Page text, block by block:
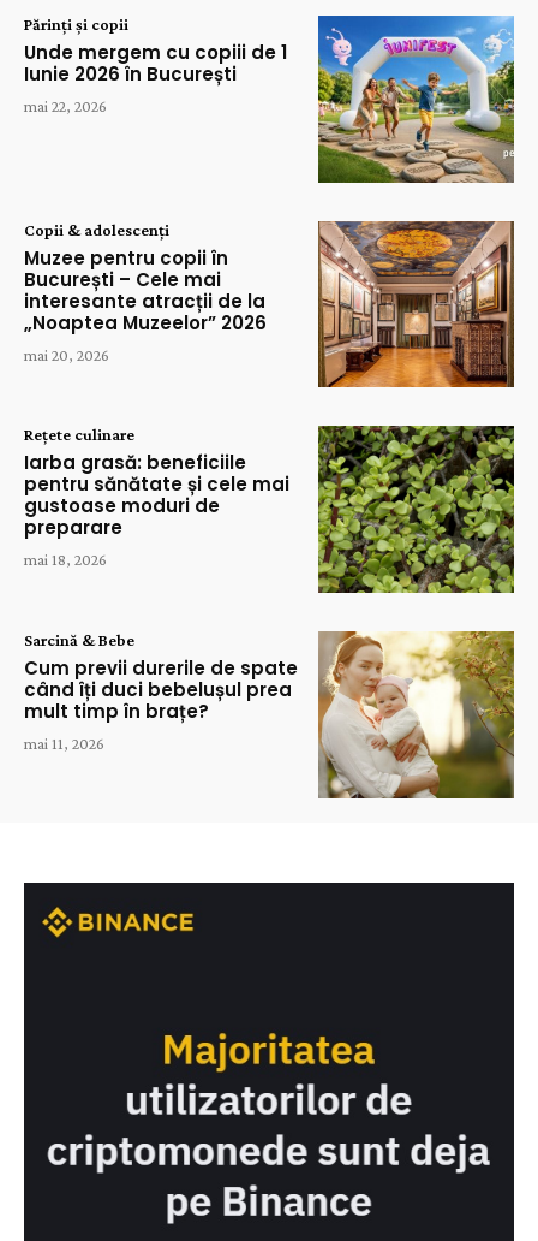
Părinți și copii
Unde mergem cu copiii de 1
Iunie 2026 în București
mai 22, 2026
Copii & adolescenți
Muzee pentru copii în
București – Cele mai
interesante atracții de la
„Noaptea Muzeelor” 2026
mai 20, 2026
Rețete culinare
Iarba grasă: beneficiile
pentru sănătate și cele mai
gustoase moduri de
preparare
mai 18, 2026
Sarcină & Bebe
Cum previi durerile de spate
când îți duci bebelușul prea
mult timp în brațe?
mai 11, 2026